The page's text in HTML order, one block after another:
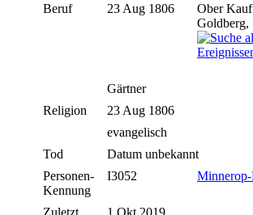
Beruf
23 Aug 1806
Ober
Goldberg,
Gärtner
Religion
23 Aug 1806
evangelisch
Tod
Datum unbekannt
Personen-
Kennung
I3052
Zuletzt
1 Okt 2019